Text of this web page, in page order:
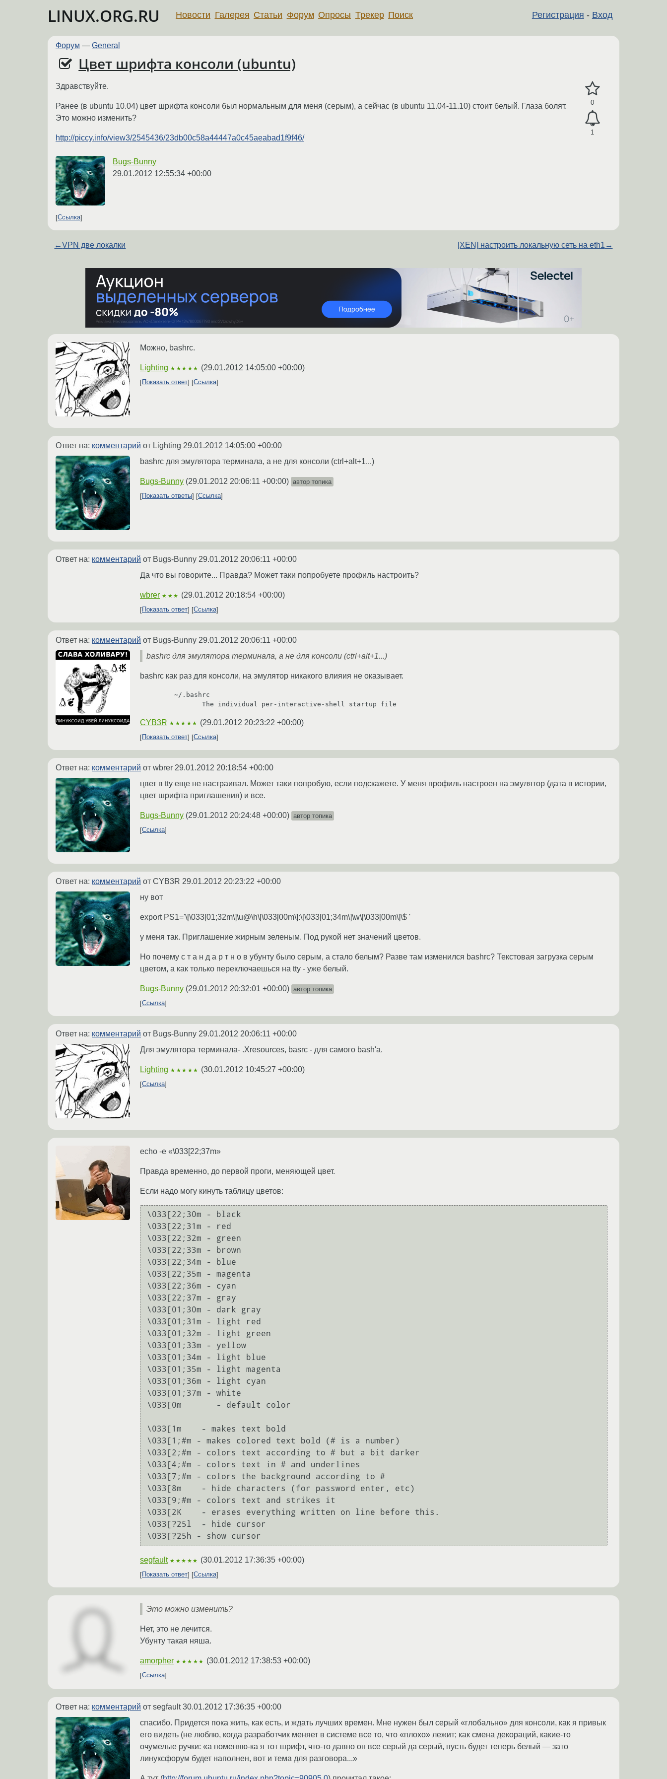
LINUX.ORG.RU Регистрация - Вход
Новости Галерея Статьи Форум Опросы Трекер Поиск
Форум — General
Цвет шрифта консоли (ubuntu)
0
1
Здравствуйте.
Ранее (в ubuntu 10.04) цвет шрифта консоли был нормальным для меня (серым), а сейчас (в ubuntu 11.04-11.10) стоит белый. Глаза болят.
Это можно изменить?
http://piccy.info/view3/2545436/23db00c58a44447a0c45aeabad1f9f46/
Bugs-Bunny
29.01.2012 12:55:34 +00:00
Ссылка
←VPN две локалки [XEN] настроить локальную сеть на eth1 →
Можно, bashrc.
Lighting ★★★★★ (29.01.2012 14:05:00 +00:00)
Показать ответ Ссылка
Ответ на: комментарий от Lighting 29.01.2012 14:05:00 +00:00
bashrc для эмулятора терминала, а не для консоли (ctrl+alt+1...)
Bugs-Bunny (29.01.2012 20:06:11 +00:00) автор топика
Показать ответы
Ссылка
Ответ на: комментарий от Bugs-Bunny 29.01.2012 20:06:11 +00:00
Да что вы говорите... Правда? Может таки попробуете профиль настроить?
wbrer ★★★ (29.01.2012 20:18:54 +00:00)
Показать ответ Ссылка
Ответ на: комментарий от Bugs-Bunny 29.01.2012 20:06:11 +00:00
bashrc для эмулятора терминала, а не для консоли (ctrl+alt+1...)
bashrc как раз для консоли, на эмулятор никакого влияия не оказывает.
       ~/.bashrc
              The individual per-interactive-shell startup file
CYB3R ★★★★★ (29.01.2012 20:23:22 +00:00)
Показать ответ Ссылка
Ответ на: комментарий от wbrer 29.01.2012 20:18:54 +00:00
цвет в tty еще не настраивал. Может таки попробую, если подскажете. У меня профиль настроен на эмулятор (дата в истории,
цвет шрифта приглашения) и все.
Bugs-Bunny (29.01.2012 20:24:48 +00:00) автор топика
Ссылка
Ответ на: комментарий от CYB3R 29.01.2012 20:23:22 +00:00
ну вот
export PS1='\[\033[01;32m\]\u@\h\[\033[00m\]:\[\033[01;34m\]\w\[\033[00m\]\$ '
у меня так. Приглашение жирным зеленым. Под рукой нет значений цветов.
Но почему с т а н д а р т н о в убунту было серым, а стало белым? Разве там изменился bashrc? Текстовая загрузка серым
цветом, а как только переключаешься на tty - уже белый.
Bugs-Bunny (29.01.2012 20:32:01 +00:00) автор топика
Ссылка
Ответ на: комментарий от Bugs-Bunny 29.01.2012 20:06:11 +00:00
Для эмулятора терминала- .Xresources, basrc - для самого bash'а.
Lighting ★★★★★ (30.01.2012 10:45:27 +00:00)
Ссылка
echo -e «\033[22;37m»
Правда временно, до первой проги, меняющей цвет.
Если надо могу кинуть таблицу цветов:
\033[22;30m - black
\033[22;31m - red
\033[22;32m - green
\033[22;33m - brown
\033[22;34m - blue
\033[22;35m - magenta
\033[22;36m - cyan
\033[22;37m - gray
\033[01;30m - dark gray
\033[01;31m - light red
\033[01;32m - light green
\033[01;33m - yellow
\033[01;34m - light blue
\033[01;35m - light magenta
\033[01;36m - light cyan
\033[01;37m - white
\033[0m       - default color
\033[1m    - makes text bold
\033[1;#m - makes colored text bold (# is a number)
\033[2;#m - colors text according to # but a bit darker
\033[4;#m - colors text in # and underlines
\033[7;#m - colors the background according to #
\033[8m    - hide characters (for password enter, etc)
\033[9;#m - colors text and strikes it
\033[2K    - erases everything written on line before this.
\033[?25l  - hide cursor
segfault ★★★★★ (30.01.2012 17:36:35 +00:00)
Показать ответ Ссылка
Это можно изменить?
Нет, это не лечится.
Убунту такая няша.
amorpher ★★★★★ (30.01.2012 17:38:53 +00:00)
Ссылка
Ответ на: комментарий от segfault30.01.2012 17:36:35 +00:00
спасибо. Придется пока жить, как есть, и ждать лучших времен. Мне нужен был серый «глобально» для консоли, как я привык
его видеть (не люблю, когда разработчик меняет в системе все то, что «плохо» лежит; как смена декораций, какие-то
очумелые ручки: «а поменяю-ка я тот шрифт, что-то давно он все серый да серый, пусть будет теперь белый — зато
линуксфорум будет наполнен, вот и тема для разговора...»